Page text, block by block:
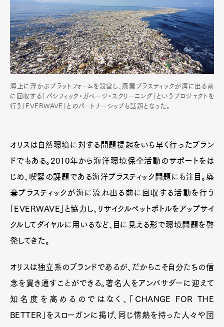
GourmetCars
ProductCultureLifestyle
海上に浮かぶプラットフォームを設営し、廃棄プラスティックが海に出る前
に回収する「パシフィック・ガベージ・スクリーニング」というプロジェクトを
行う「EVERWAVE」とのパートナーシップも話題となった。
オリスは自然環境に対する問題提起をいち早く行ったブラン
ドでもある。2010年から海洋環境保全活動のサポートをは
じめ、喫緊の課題である海洋プラスティック問題にも注目。廃
棄プラスティックが海に流れ出る前に回収する活動を行う
「EVERWAVE」と協力し、リサイクルペットボトルをアップサイ
クルしてダイヤルに用いるなど、目に見える形で環境問題を啓
発してきた。
オリスは独立系のブランドであるが、だからこそ自分たちの信
念を貫き通すことができる。著名人をアンバサダーに迎えて
知名度を高めるのではなく、「CHANGE FOR THE
BETTER」をスローガンに掲げ、同じ情熱を持った人々や団